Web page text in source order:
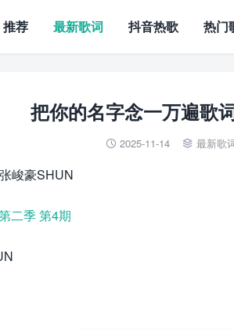
推荐 最新歌词 抖音热歌 热门
把你的名字念一万遍歌
 2025-11-14  最新歌
峻豪SHUN
二季 第4期